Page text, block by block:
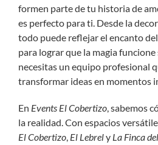
formen parte de tu historia de
es perfecto para ti. Desde la
todo puede reflejar el encanto
para lograr que la magia
necesitas un equipo profesional
transformar ideas en momentos
En Events El Cobertizo, sabemos
la realidad. Con espacios
El Cobertizo, El Lebrely La Finca